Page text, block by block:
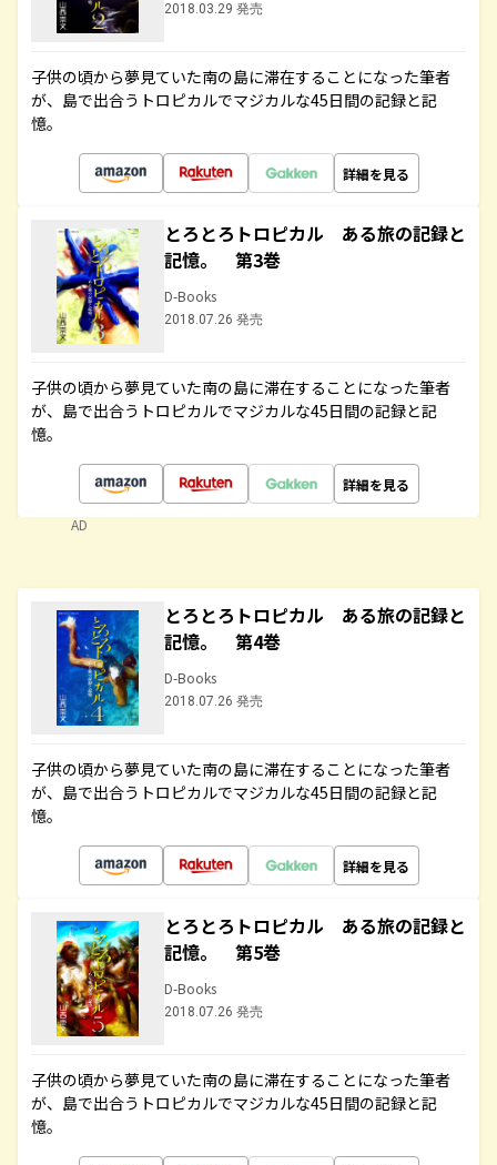
2018.03.29 発売
子供の頃から夢見ていた南の島に滞在することになった筆者
が、島で出合うトロピカルでマジカルな45日間の記録と記
憶。
詳細を見る
とろとろトロピカル ある旅の記録と
記憶。 第3巻
D-Books
2018.07.26 発売
子供の頃から夢見ていた南の島に滞在することになった筆者
が、島で出合うトロピカルでマジカルな45日間の記録と記
憶。
詳細を見る
AD
とろとろトロピカル ある旅の記録と
記憶。 第4巻
D-Books
2018.07.26 発売
子供の頃から夢見ていた南の島に滞在することになった筆者
が、島で出合うトロピカルでマジカルな45日間の記録と記
憶。
詳細を見る
とろとろトロピカル ある旅の記録と
記憶。 第5巻
D-Books
2018.07.26 発売
子供の頃から夢見ていた南の島に滞在することになった筆者
が、島で出合うトロピカルでマジカルな45日間の記録と記
憶。